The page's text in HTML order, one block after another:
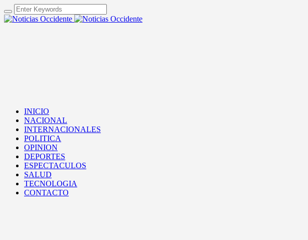
INICIO
NACIONAL
INTERNACIONALES
POLITICA
OPINION
DEPORTES
ESPECTACULOS
SALUD
TECNOLOGIA
CONTACTO